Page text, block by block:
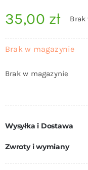
35,00 zł Brak
Brak w magazynie
Brak w magazynie
Wysyłka i Dostawa
Zwroty i wymiany